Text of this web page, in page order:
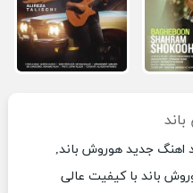
اهنگ جدید هوروش باند,
باند با کیفیت عالی